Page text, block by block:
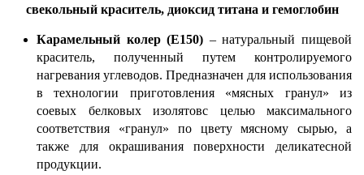
свекольный краситель, диоксид титана и гемоглобин
Карамельный колер (Е150) – натуральный пищевой
краситель, полученный путем контролируемого
нагревания углеводов. Предназначен для использования
в технологии приготовления «мясных гранул» из
соевых белковых изолятовс целью максимального
соответствия «гранул» по цвету мясному сырью, а
также для окрашивания поверхности деликатесной
продукции.